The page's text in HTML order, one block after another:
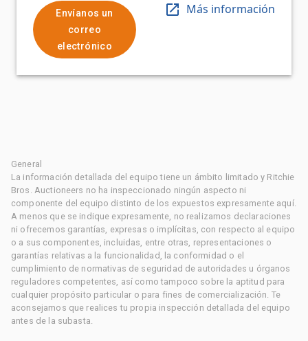
Envíanos un
correo
electrónico
Más información
General
La información detallada del equipo tiene un ámbito limitado y Ritchie
Bros. Auctioneers no ha inspeccionado ningún aspecto ni
componente del equipo distinto de los expuestos expresamente aquí.
A menos que se indique expresamente, no realizamos declaraciones
ni ofrecemos garantías, expresas o implícitas, con respecto al equipo
o a sus componentes, incluidas, entre otras, representaciones o
garantías relativas a la funcionalidad, la conformidad o el
cumplimiento de normativas de seguridad de autoridades u órganos
reguladores competentes, así como tampoco sobre la aptitud para
cualquier propósito particular o para fines de comercialización. Te
aconsejamos que realices tu propia inspección detallada del equipo
antes de la subasta.